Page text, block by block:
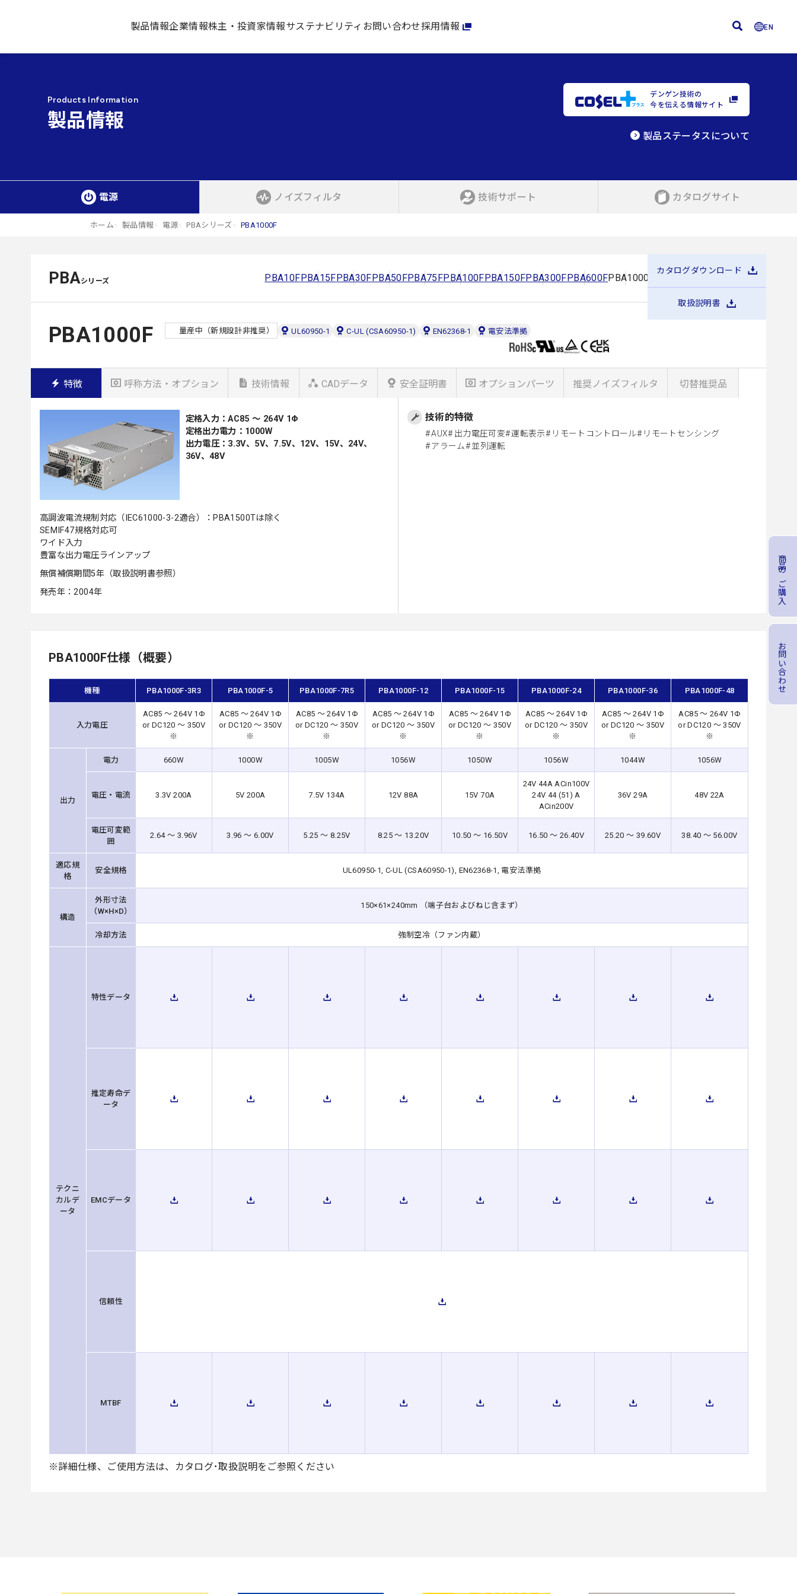
商品のご購入
お問い合わせ
EN
製品情報企業情報株主・投資家情報サステナビリティ お問い合わせ採用情報
Products Information
製品情報
デンゲン技術の
今を伝える情報サイト
製品ステータスについて
電源 ノイズフィルタ 技術サポート カタログサイト
ホーム 製品情報 電源 PBAシリーズ PBA1000F
PBAシリーズ PBA10FPBA15FPBA30FPBA50FPBA75FPBA100FPBA150FPBA300FPBA600FPBA1000F PBA1500FPBA1500T
PBA1000F 量産中（新規設計非推奨） UL60950-1 C-UL (CSA60950-1) EN62368-1 電安法準拠
特徴 呼称方法・オプション 技術情報 CADデータ 安全証明書 オプションパーツ 推奨ノイズフィルタ 切替推奨品
定格入力：AC85 ～ 264V 1Φ
定格出力電力：1000W
出力電圧：3.3V、5V、7.5V、12V、15V、24V、
36V、48V
高調波電流規制対応（IEC61000-3-2適合）：PBA1500Tは除く
SEMIF47規格対応可
ワイド入力
豊富な出力電圧ラインアップ
無償補償期間5年（取扱説明書参照）
発売年：2004年
技術的特徴
AUX 出力電圧可変 運転表示 リモートコントロール
リモートセンシング
アラーム
並列運転
カタログダウンロード
取扱説明書
PBA1000F仕様（概要）
機種 PBA1000F-3R3 PBA1000F-5 PBA1000F-7R5 PBA1000F-12 PBA1000F-15 PBA1000F-24 PBA1000F-36 PBA1000F-48
入力電圧
AC85 ～ 264V 1Φ
or DC120 ～ 350V
※
AC85 ～ 264V 1Φ
or DC120 ～ 350V
※
AC85 ～ 264V 1Φ
or DC120 ～ 350V
※
AC85 ～ 264V 1Φ
or DC120 ～ 350V
※
AC85 ～ 264V 1Φ
or DC120 ～ 350V
※
AC85 ～ 264V 1Φ
or DC120 ～ 350V
※
AC85 ～ 264V 1Φ
or DC120 ～ 350V
※
AC85 ～ 264V 1Φ
or DC120 ～ 350V
※
出力
電力 660W 1000W 1005W 1056W 1050W 1056W 1044W 1056W
電圧・電流 3.3V 200A 5V 200A 7.5V 134A 12V 88A 15V 70A
24V 44A ACin100V
24V 44 (51) A
ACin200V
36V 29A 48V 22A
電圧可変範
囲
2.64 ～ 3.96V 3.96 ～ 6.00V 5.25 ～ 8.25V 8.25 ～ 13.20V 10.50 ～ 16.50V 16.50 ～ 26.40V 25.20 ～ 39.60V 38.40 ～ 56.00V
適応規
格
安全規格 UL60950-1, C-UL (CSA60950-1), EN62368-1, 電安法準拠
構造
外形寸法
（W×H×D）
150×61×240mm （端子台およびねじ含まず）
冷却方法 強制空冷（ファン内蔵）
テクニ
カルデ
ータ
特性データ
推定寿命デ
ータ
EMCデータ
信頼性
MTBF
※詳細仕様、ご使用方法は、カタログ･取扱説明をご参照ください